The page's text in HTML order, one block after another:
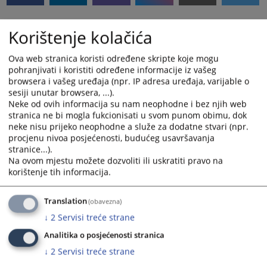
Ured predsjednika suda
Predsjednik suda prima stranke svakoga četvrtka u
periodu od 13:00 sati.
10178VIEWS
Korištenje kolačića
Ova web stranica koristi određene skripte koje mogu
pohranjivati i koristiti određene informacije iz vašeg
browsera i vašeg uređaja (npr. IP adresa uređaja, varijable o
sesiji unutar browsera, ...).
Neke od ovih informacija su nam neophodne i bez njih web
stranica ne bi mogla fukcionisati u svom punom obimu, dok
neke nisu prijeko neophodne a služe za dodatne stvari (npr.
procjenu nivoa posjećenosti, budućeg usavršavanja
stranice...).
Na ovom mjestu možete dozvoliti ili uskratiti pravo na
korištenje tih informacija.
Translation(obavezna)
↓ 2 Servisi treće strane
Analitika o posjećenosti stranica
↓ 2 Servisi treće strane